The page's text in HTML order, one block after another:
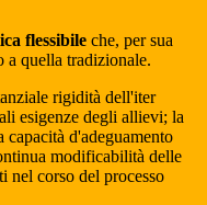
flessibile che, per sua
a quella tradizionale.
rigidità dell'iter
esigenze degli allievi; la
d'adeguamento
modificabilità delle
nel corso del processo